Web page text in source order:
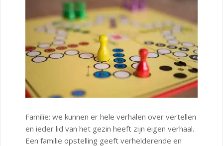
Familie: we kunnen er hele verhalen over vertellen
en ieder lid van het gezin heeft zijn eigen verhaal.
Een familie opstelling geeft verhelderende en